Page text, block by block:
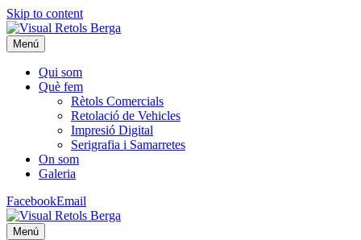
Skip to content
Menú
Qui som
Què fem
Rètols Comercials
Retolació de Vehicles
Impresió Digital
Serigrafia i Samarretes
On som
Galeria
FacebookEmail
Menú